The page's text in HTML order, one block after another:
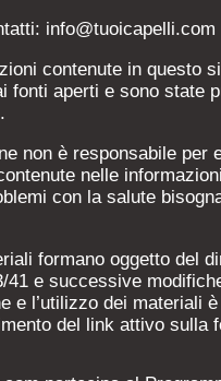
info@tuoicapelli.com
contenute in questo
fonti aperti e sono state
non è responsabile per
nelle
con la salute
formano oggetto del
41 e successive
e l’utilizzo dei materiali
del link attivo sulla